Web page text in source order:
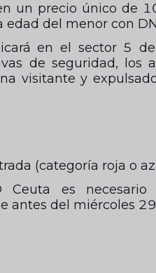
un precio único de
del menor con
en el sector 5
de seguridad, los
visitante y
(categoría roja o
es necesario
antes del miércoles